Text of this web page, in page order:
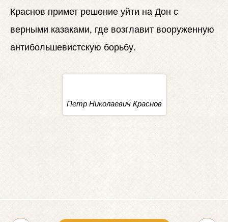
Краснов примет решение уйти на Дон с
верными казаками, где возглавит вооруженную
антибольшевистскую борьбу.
Петр Николаевич Краснов